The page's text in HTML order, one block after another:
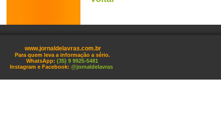
www.jornaldelavras.com.br
Para quem leva a informação a sério.
WhatsApp: (35) 9 9925-5481
Instagram e Facebook: @jornaldelavras